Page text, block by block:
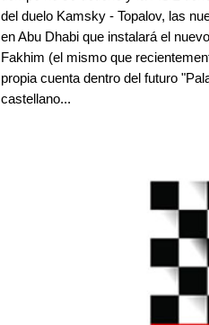
del duelo Kamsky - Topalov, las
en Abu Dhabi que instalará el
Fakhim (el mismo que
propia cuenta dentro del futuro
castellano...